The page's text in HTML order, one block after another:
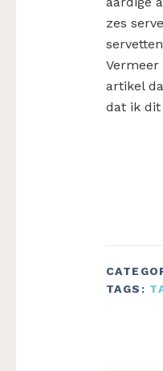
zes
Vermeer
artikel
dat ik dit
TAGS: